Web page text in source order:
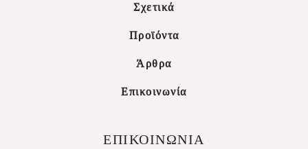
Σχετικά
Προϊόντα
Άρθρα
Επικοινωνία
ΕΠΙΚΟΙΝΩΝΙΑ